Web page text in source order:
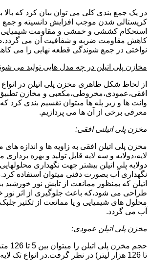
در یک جمع بندی کلی می توان بیان کرد که بالا
کریستالی شدن موجب افزایش دانسیته و جمع
استحکام کششی و خمشی و مقاومت شیمیایی
کاهش مقاومت ضربه و شفافیت آن می
نواختی در جمع شوندگی قطعه نهایی را می
مخازن پلی اتیلن در چه مدل هایی تولید می
از لحاظ شکل ظاهری مخزن پلی اتیلن در انواع
افقی،عمودی،مخروطی،مکعبی و مخازن تطبیق
وانت ها و زیر پله ها میتوان تقسیم بندی کرد
معرفی برخی از آن ها می پردازیم.
مخزن پلی اتیلنی افقی:
مخزن پلی اتیلن افقی به زاویه ها و اندازه
لایه،دولایه و سه لایه قابل تولید و بهره
دولایه پلی اتیلن بیشتر جهت نگهداری
نگهداری آب بصورت دفنی میتوان استفاده
اتیلن که بمنظور ممانعت از تابش نور خورشید
طراحی می شود،که باعث جلوگیری از اثر نور
محلول های شیمیایی و یا ممانعت از تکثیر
آب می گردد.
مخزن پلی اتیلن عمودی:
تا 126 هزار لیتر) در نظر گرفت.در انواع تک لایه،دولایه و